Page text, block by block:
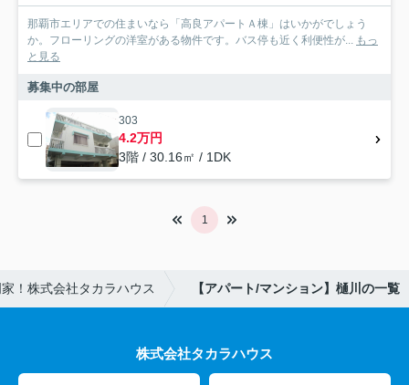
那覇市エリアでの住まいなら「高良アパートＡ棟」はいかがでしょう
か。フローリングの洋室がある物件です。バス停も近く利便性が... もっ
と見る
募集中の部屋
303
4.2万円
3階 / 30.16㎡ / 1DK
1
！株式会社タカラハウス 【アパート/マンション】樋川の一覧
株式会社タカラハウス